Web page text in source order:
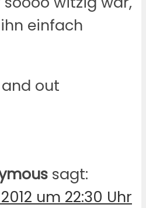
einfach
out
sagt:
um 22:30 Uhr